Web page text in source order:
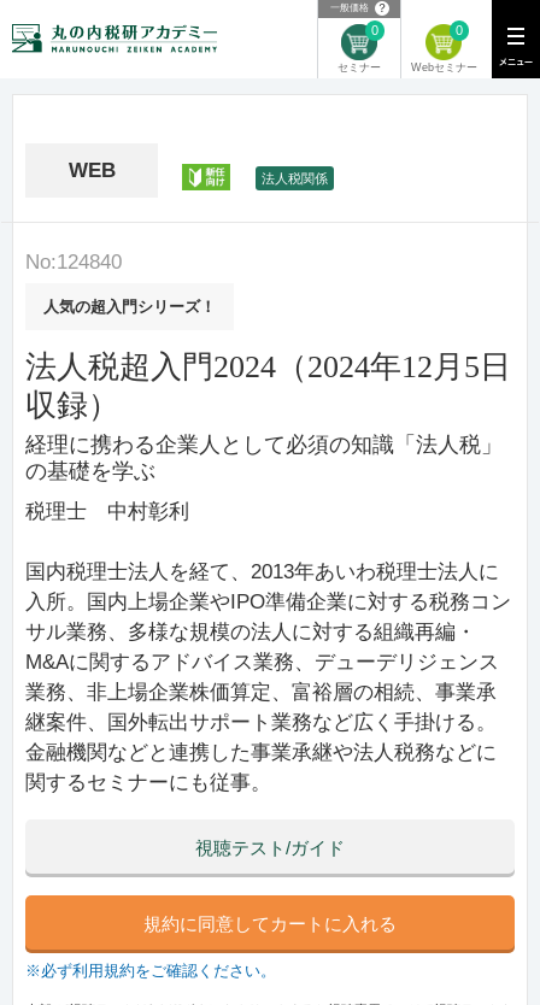
一般価格 ？
セミナー
0
Webセミナー
0
WEB 新任
法人税関係
No:124840
人気の超入門シリーズ！
法人税超入門2024（2024年12月5日
収録）
経理に携わる企業人として必須の知識「法人税」
の基礎を学ぶ
税理士 中村彰利
国内税理士法人を経て、2013年あいわ税理士法人に
入所。国内上場企業やIPO準備企業に対する税務コン
サル業務、多様な規模の法人に対する組織再編・
M&Aに関するアドバイス業務、デューデリジェンス
業務、非上場企業株価算定、富裕層の相続、事業承
継案件、国外転出サポート業務など広く手掛ける。​
金融機関などと連携した事業承継や法人税務などに
関するセミナーにも従事。
視聴テスト/ガイド
規約に同意してカートに入れる
※必ず利用規約をご確認ください。